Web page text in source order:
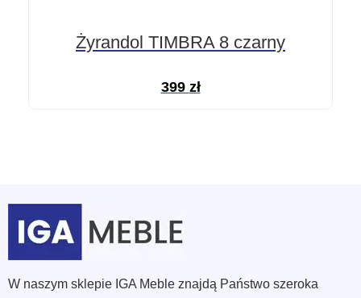
Żyrandol TIMBRA 8 czarny
399 zł
W naszym sklepie IGA Meble znajdą Państwo szeroka